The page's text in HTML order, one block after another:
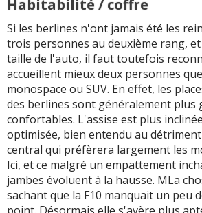
Habitabilité / coffre
Si les berlines n'ont jamais été les
trois personnes au deuxième rang,
taille de l'auto, il faut toutefois
accueillent mieux deux personnes
monospace ou SUV. En effet, les
des berlines sont généralement plus
confortables. L'assise est plus
optimisée, bien entendu au
central qui préfèrera largement les
Ici, et ce malgré un empattement
jambes évoluent à la hausse. MLa
sachant que la F10 manquait un peu